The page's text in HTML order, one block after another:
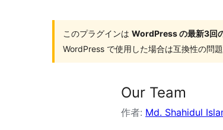
このプラグインは WordPress の最新3回
WordPress で使用した場合は互換性の問
Our Team
作者: Md. Shahidul